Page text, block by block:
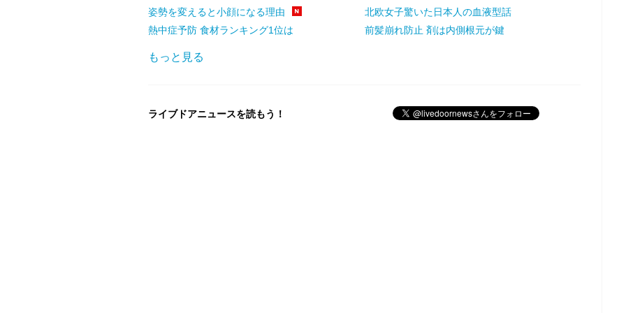
姿勢を変えると小顔になる理由
熱中症予防 食材ランキング1位は
北欧女子驚いた日本人の血液型話
前髪崩れ防止 剤は内側根元が鍵
もっと見る
ライブドアニュースを読もう！